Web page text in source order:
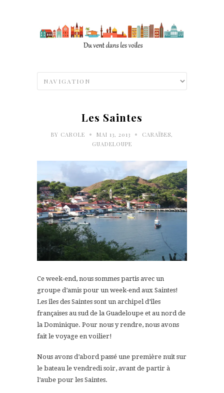
Les Saintes
BY CAROLE • MAI 13, 2013 • CARAÏBES,
GUADELOUPE
Ce week-end, nous sommes partis avec un
groupe d’amis pour un week-end aux Saintes!
Les îles des Saintes sont un archipel d’îles
françaises au sud de la Guadeloupe et au nord de
la Dominique. Pour nous y rendre, nous avons
fait le voyage en voilier!
Nous avons d’abord passé une première nuit sur
le bateau le vendredi soir, avant de partir à
l’aube pour les Saintes.